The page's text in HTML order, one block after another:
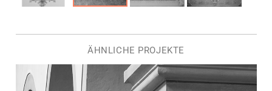
ÄHNLICHE PROJEKTE